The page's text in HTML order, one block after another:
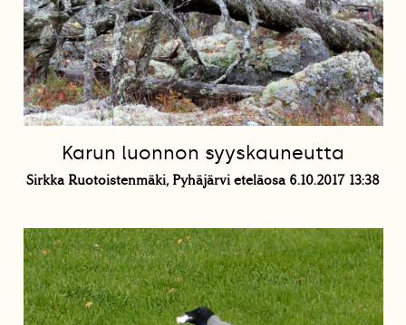
Karun luonnon syyskauneutta
Sirkka Ruotoistenmäki, Pyhäjärvi eteläosa 6.10.2017 13:38